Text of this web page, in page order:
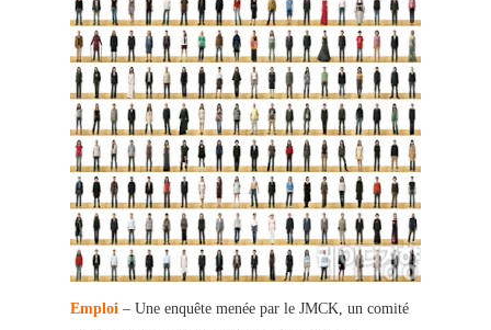
Emploi – Une enquête menée par le JMCK, un comité